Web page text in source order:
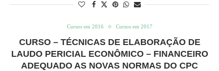
Cursos em 2016 Cursos em 2017
CURSO – TÉCNICAS DE ELABORAÇÃO DE
LAUDO PERICIAL ECONÔMICO – FINANCEIRO
ADEQUADO AS NOVAS NORMAS DO CPC